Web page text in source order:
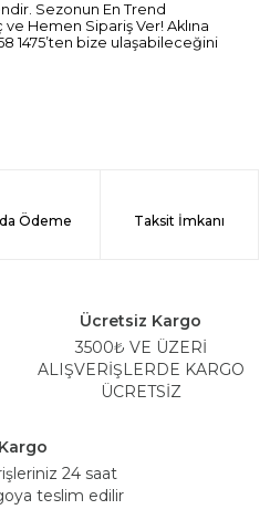
Sezonun En Trend
Hemen Sipariş Ver! Aklına
1475’ten bize ulaşabileceğini
Ödeme Taksit İmkanı
Ücretsiz Kargo
3500₺ VE ÜZERİ
ALIŞVERİŞLERDE KARGO
ÜCRETSİZ
Kargo
24 saat
teslim edilir